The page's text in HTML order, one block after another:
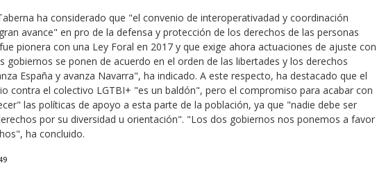
ha considerado que "el convenio de interoperativadad y coordinación
avance" en pro de la defensa y protección de los derechos de las personas
pionera con una Ley Foral en 2017 y que exige ahora actuaciones de ajuste con
gobiernos se ponen de acuerdo en el orden de las libertades y los derechos
España y avanza Navarra", ha indicado. A este respecto, ha destacado que el
contra el colectivo LGTBI+ "es un baldón", pero el compromiso para acabar con
las políticas de apoyo a esta parte de la población, ya que "nadie debe ser
por su diversidad u orientación". "Los dos gobiernos nos ponemos a favor
ha concluido.